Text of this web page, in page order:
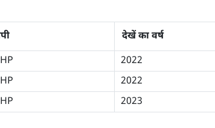
देखें का वर्ष
2022
2022
2023